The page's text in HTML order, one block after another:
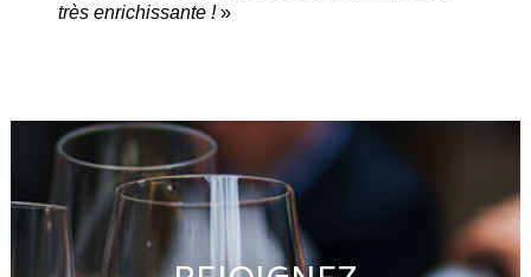
très enrichissante !»